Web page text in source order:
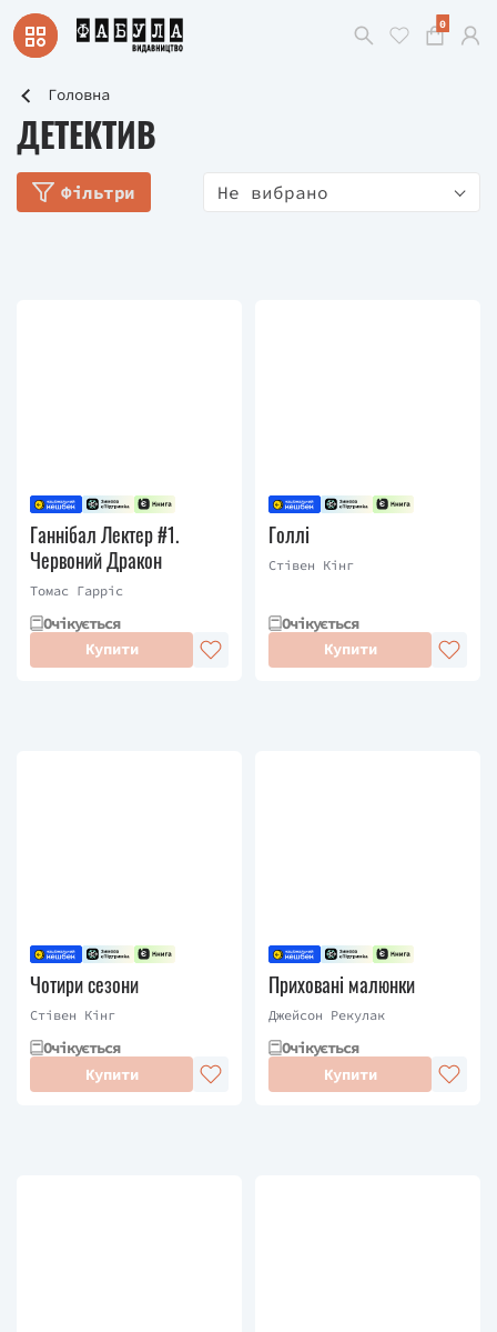
0
Головна
ДЕТЕКТИВ
Фільтри Не вибрано
Ганнібал Лектер #1.
Червоний Дракон
Томас Гарріс
Очікується
Купити
Голлі
Стівен Кінг
Очікується
Купити
Чотири сезони
Стівен Кінг
Очікується
Купити
Приховані малюнки
Джейсон Рекулак
Очікується
Купити